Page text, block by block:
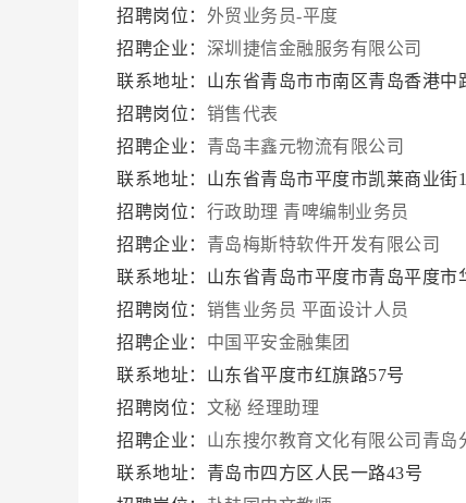
招聘岗位： 外贸业务员-平度
招聘企业： 深圳捷信金融服务有限公司
联系地址：山东省青岛市市南区青岛香港中
招聘岗位： 销售代表
招聘企业： 青岛丰鑫元物流有限公司
联系地址：山东省青岛市平度市凯莱商业街
招聘岗位： 行政助理 青啤编制业务员
招聘企业： 青岛梅斯特软件开发有限公司
联系地址：山东省青岛市平度市青岛平度市
招聘岗位： 销售业务员 平面设计人员
招聘企业： 中国平安金融集团
联系地址：山东省平度市红旗路57号
招聘岗位： 文秘 经理助理
招聘企业： 山东搜尔教育文化有限公司青岛
联系地址：青岛市四方区人民一路43号